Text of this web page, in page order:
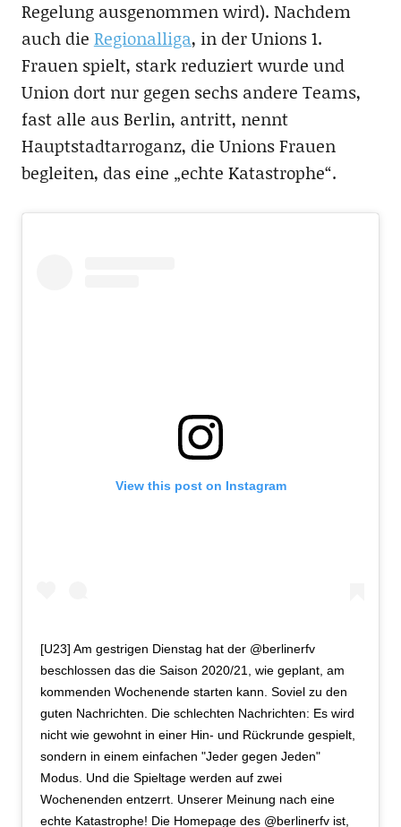
Regelung ausgenommen wird). Nachdem
auch die Regionalliga, in der Unions 1.
Frauen spielt, stark reduziert wurde und
Union dort nur gegen sechs andere Teams,
fast alle aus Berlin, antritt, nennt
Hauptstadtarroganz, die Unions Frauen
begleiten, das eine „echte Katastrophe“.
View this post on Instagram
[U23] Am gestrigen Dienstag hat der @berlinerfv
beschlossen das die Saison 2020/21, wie geplant, am
kommenden Wochenende starten kann. Soviel zu den
guten Nachrichten. Die schlechten Nachrichten: Es wird
nicht wie gewohnt in einer Hin- und Rückrunde gespielt,
sondern in einem einfachen "Jeder gegen Jeden"
Modus. Und die Spieltage werden auf zwei
Wochenenden entzerrt. Unserer Meinung nach eine
echte Katastrophe! Die Homepage des @berlinerfv ist,